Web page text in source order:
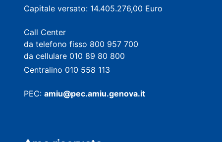
Capitale versato: 14.405.276,00 Euro
Call Center
da telefono fisso 800 957 700
da cellulare 010 89 80 800
Centralino 010 558 113
PEC: amiu@pec.amiu.genova.it